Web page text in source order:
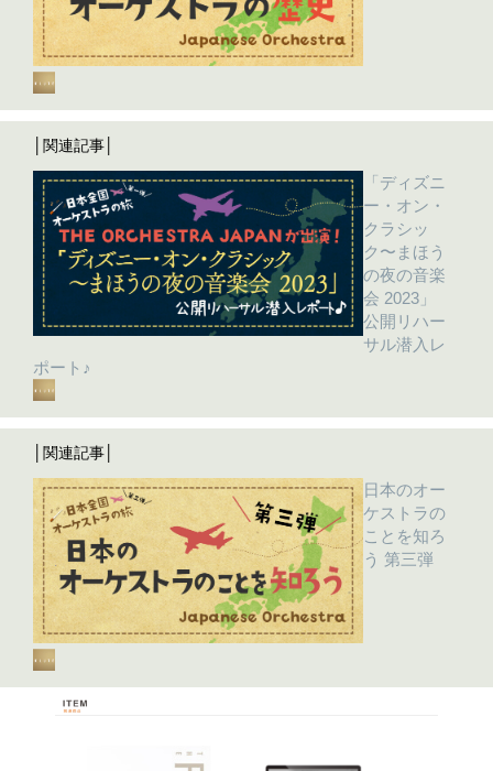
│関連記事│
「ディズニ
ー・オン・
クラシッ
ク〜まほう
の夜の音楽
会 2023」
公開リハー
サル潜入レ
ポート♪
│関連記事│
日本のオー
ケストラの
ことを知ろ
う 第三弾